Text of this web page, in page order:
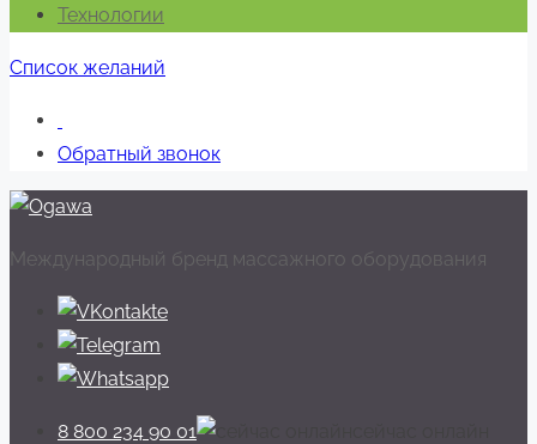
Технологии
Список желаний
Обратный звонок
Международный бренд массажного оборудования
8 800 234 90 01